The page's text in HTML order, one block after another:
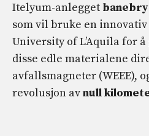
Itelyum-anlegget
som vil bruke en
University of L’Aquila for
disse edle materialene
avfallsmagneter (WEEE),
revolusjon avnull